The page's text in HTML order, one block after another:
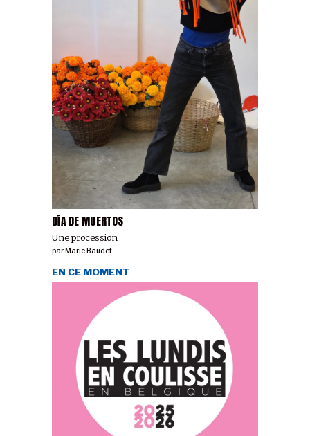
DÍA DE MUERTOS
Une procession
parMarie Baudet
EN CE MOMENT